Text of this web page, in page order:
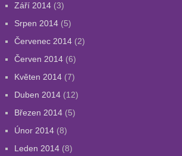
Září 2014(3)
Srpen 2014(5)
Červenec 2014(2)
Červen 2014(6)
Květen 2014(7)
Duben 2014(12)
Březen 2014(5)
Únor 2014(8)
Leden 2014(8)